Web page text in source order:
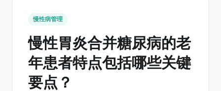
慢性病管理
慢性胃炎合并糖尿病的老
年患者特点包括哪些关键
要点？